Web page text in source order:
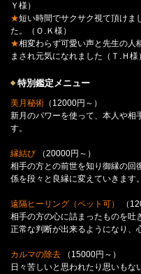
Ｙ様）
★短い時間でサクサク視て頂けま
た。（Ｏ.Ｋ様）
★相変わらず可愛い声と先生の
まされ元気になれました（Ｔ.Ｈ様）
特別鑑定メニュー
美月秘術 （12000円～）
新月のパワーを使って、本人や相
す。
縁結び （20000円～）
相手の方との前世を知り御縁の回
係を段々と良縁に変えていきます。
遠隔ヒーリング（ペット可）
（
相手の方の心に詰まったものを吐
正常な判断が出来るようになり、
カルマの除去 （15000円～）
日々苦しいと思われたり思いもな